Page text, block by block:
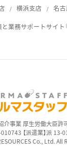
横浜支店 名
業務サポートサイト
介事業 厚生労働大臣許
010743 【派遣業】派 13-
Co., Ltd. All